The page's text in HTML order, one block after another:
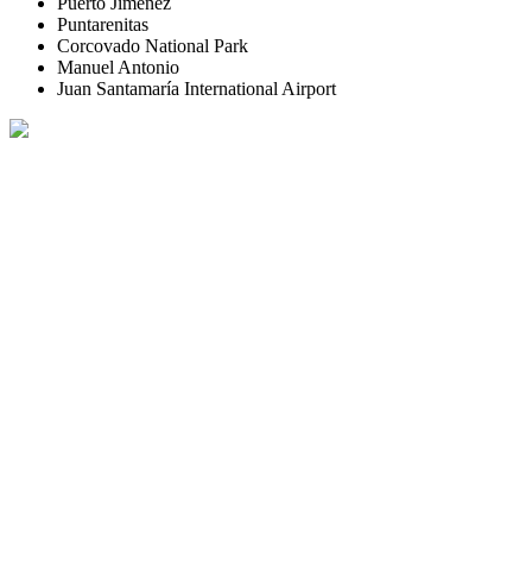
Puntarenitas
Corcovado National Park
Manuel Antonio
Juan Santamaría International Airport